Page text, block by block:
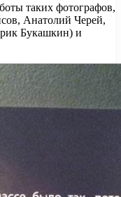
таких фотографов,
Анатолий Черей,
Букашкин) и